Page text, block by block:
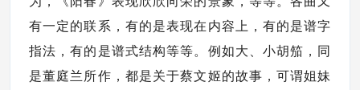
有一定的联系，有的是表现在内容上，有的是谱字
指法，有的是谱式结构等等。例如大、小胡笳，同
是董庭兰所作，都是关于蔡文姬的故事，可谓姐妹